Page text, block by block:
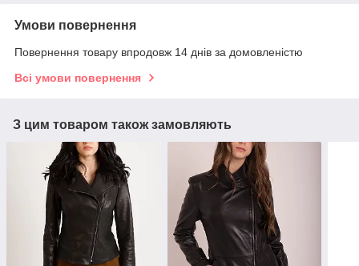
Умови повернення
Повернення товару впродовж 14 днів за домовленістю
Всі умови повернення
З цим товаром також замовляють